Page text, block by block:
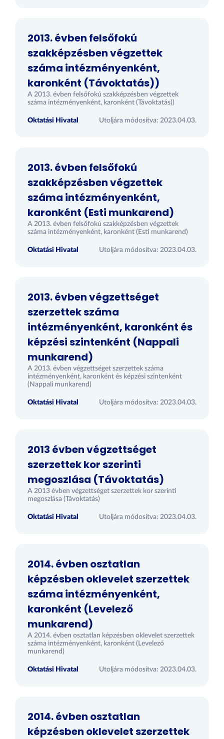
2013. évben felsőfokú
szakképzésben végzettek
száma intézményenként,
karonként (Távoktatás))
A 2013. évben felsőfokú szakképzésben végzettek
száma intézményenként, karonként (Távoktatás))
Oktatási Hivatal Utoljára módosítva: 2023.04.03.
2013. évben felsőfokú
szakképzésben végzettek
száma intézményenként,
karonként (Esti munkarend)
A 2013. évben felsőfokú szakképzésben végzettek
száma intézményenként, karonként (Esti munkarend)
Oktatási Hivatal Utoljára módosítva: 2023.04.03.
2013. évben végzettséget
szerzettek száma
intézményenként, karonként és
képzési szintenként (Nappali
munkarend)
A 2013. évben végzettséget szerzettek száma
intézményenként, karonként és képzési szintenként
(Nappali munkarend)
Oktatási Hivatal Utoljára módosítva: 2023.04.03.
2013 évben végzettséget
szerzettek kor szerinti
megoszlása (Távoktatás)
A 2013 évben végzettséget szerzettek kor szerinti
megoszlása (Távoktatás)
Oktatási Hivatal Utoljára módosítva: 2023.04.03.
2014. évben osztatlan
képzésben oklevelet szerzettek
száma intézményenként,
karonként (Levelező
munkarend)
A 2014. évben osztatlan képzésben oklevelet szerzettek
száma intézményenként, karonként (Levelező
munkarend)
Oktatási Hivatal Utoljára módosítva: 2023.04.03.
2014. évben osztatlan
képzésben oklevelet szerzettek